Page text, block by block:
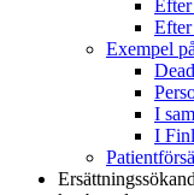
Efter
Efter
Exempel
I
I